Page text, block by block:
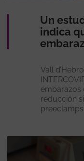
Un
indica
Vall
embarazos
reducción